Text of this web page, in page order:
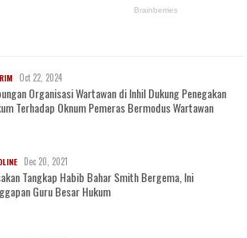
Oct 22, 2024
Organisasi Wartawan di Inhil Dukung Penegakan
Terhadap Oknum Pemeras Bermodus Wartawan
Dec 20, 2021
Tangkap Habib Bahar Smith Bergema, Ini
Guru Besar Hukum